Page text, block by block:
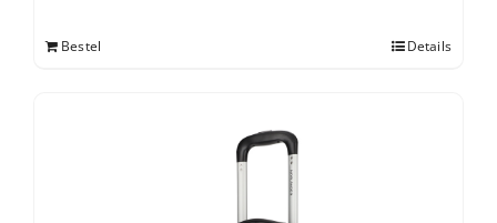
Bestel Details